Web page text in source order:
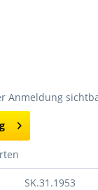
Anmeldung
SK.31.1953